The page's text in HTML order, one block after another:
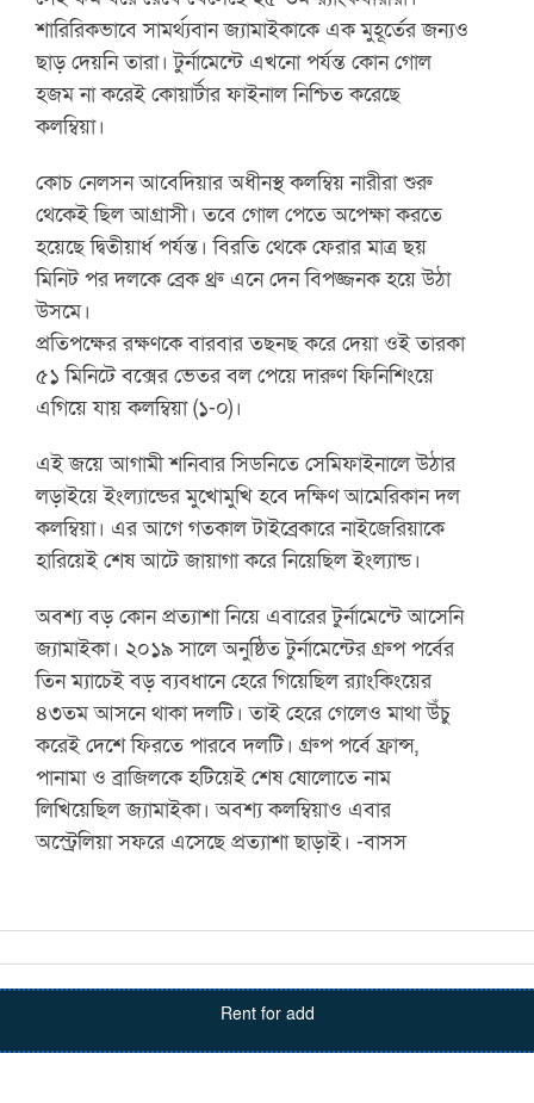
শারিরিকভাবে সামর্থ্যবান জ্যামাইকাকে এক মুহূর্তের জন্যও
ছাড় দেয়নি তারা। টুর্নামেন্টে এখনো পর্যন্ত কোন গোল
হজম না করেই কোয়ার্টার ফাইনাল নিশ্চিত করেছে
কলম্বিয়া।
কোচ নেলসন আবেদিয়ার অধীনস্থ কলম্বিয় নারীরা শুরু
থেকেই ছিল আগ্রাসী। তবে গোল পেতে অপেক্ষা করতে
হয়েছে দ্বিতীয়ার্ধ পর্যন্ত। বিরতি থেকে ফেরার মাত্র ছয়
মিনিট পর দলকে ব্রেক থ্রু এনে দেন বিপজ্জনক হয়ে উঠা
উসমে।
প্রতিপক্ষের রক্ষণকে বারবার তছনছ করে দেয়া ওই তারকা
৫১ মিনিটে বক্সের ভেতর বল পেয়ে দারুণ ফিনিশিংয়ে
এগিয়ে যায় কলম্বিয়া (১-০)।
এই জয়ে আগামী শনিবার সিডনিতে সেমিফাইনালে উঠার
লড়াইয়ে ইংল্যান্ডের মুখোমুখি হবে দক্ষিণ আমেরিকান দল
কলম্বিয়া। এর আগে গতকাল টাইব্রেকারে নাইজেরিয়াকে
হারিয়েই শেষ আটে জায়াগা করে নিয়েছিল ইংল্যান্ড।
অবশ্য বড় কোন প্রত্যাশা নিয়ে এবারের টুর্নামেন্টে আসেনি
জ্যামাইকা। ২০১৯ সালে অনুষ্ঠিত টুর্নামেন্টের গ্রুপ পর্বের
তিন ম্যাচেই বড় ব্যবধানে হেরে গিয়েছিল র‌্যাংকিংয়ের
৪৩তম আসনে থাকা দলটি। তাই হেরে গেলেও মাথা উঁচু
করেই দেশে ফিরতে পারবে দলটি। গ্রুপ পর্বে ফ্রান্স,
পানামা ও ব্রাজিলকে হটিয়েই শেষ ষোলোতে নাম
লিখিয়েছিল জ্যামাইকা। অবশ্য কলম্বিয়াও এবার
অস্ট্রেলিয়া সফরে এসেছে প্রত্যাশা ছাড়াই। -বাসস
Rent for add